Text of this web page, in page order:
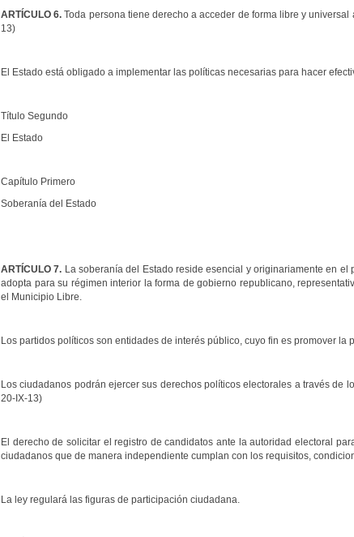
ARTÍCULO 6. Toda persona tiene derecho a acceder de forma libre y
13)
El Estado está obligado a implementar las políticas necesarias para hacer
Título Segundo
El Estado
Capítulo Primero
Soberanía del Estado
ARTÍCULO 7. La soberanía del Estado reside esencial y originariamente en
adopta para su régimen interior la forma de gobierno republicano,
el Municipio Libre.
Los partidos políticos son entidades de interés público, cuyo fin es promover
Los ciudadanos podrán ejercer sus derechos políticos electorales a través de
20-IX-13)
El derecho de solicitar el registro de candidatos ante la autoridad electoral
ciudadanos que de manera independiente cumplan con los requisitos,
La ley regulará las figuras de participación ciudadana.